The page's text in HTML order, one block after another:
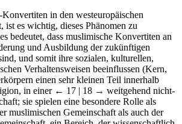
in den westeuropäischen
ist es wichtig, dieses Phänomen zu
bedeutet, dass muslimische Konvertiten an
und Ausbildung der zukünftigen
und somit ihre sozialen, kulturellen,
Verhaltensweisen beeinflussen (Kern,
einen sehr kleinen Teil innerhalb
in einer ← 17 | 18 → weitgehend nicht-
sie spielen eine besondere Rolle als
muslimischen Gemeinschaft als auch der